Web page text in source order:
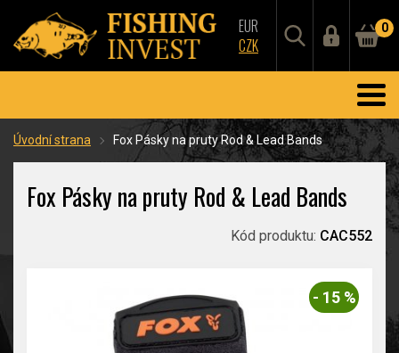
EUR
CZK
0
Úvodní strana Fox Pásky na pruty Rod & Lead Bands
Fox Pásky na pruty Rod & Lead Bands
Kód produktu: CAC552
- 15 %